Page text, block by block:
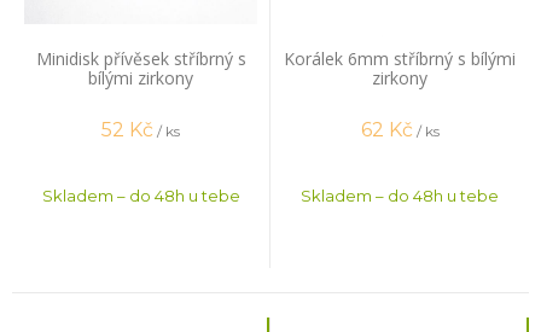
Minidisk přívěsek stříbrný s
bílými zirkony
52 Kč / ks
Skladem – do 48h u tebe
Korálek 6mm stříbrný s bílými
zirkony
62 Kč / ks
Skladem – do 48h u tebe